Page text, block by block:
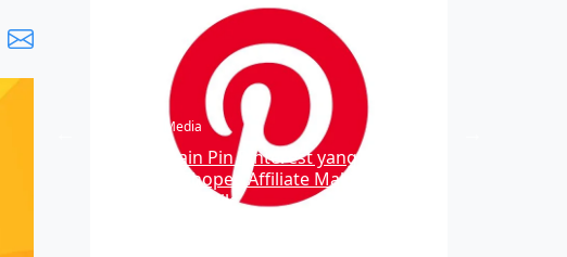
Social Media
Ide Desain Pin Pinterest yang Bikin
Produk Shopee Affiliate Makin
Menarik Diklik